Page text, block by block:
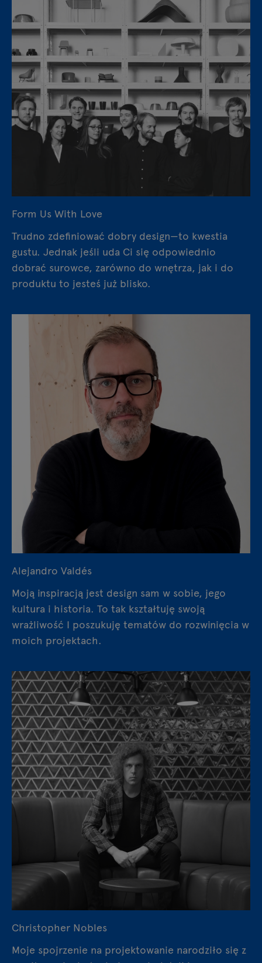
Form Us With Love
Trudno zdefiniować dobry design—to kwestia
gustu. Jednak jeśli uda Ci się odpowiednio
dobrać surowce, zarówno do wnętrza, jak i do
produktu to jesteś już blisko.
Alejandro Valdés
Moją inspiracją jest design sam w sobie, jego
kultura i historia. To tak kształtuję swoją
wrażliwość I poszukuję tematów do rozwinięcia w
moich projektach.
Christopher Nobles
Moje spojrzenie na projektowanie narodziło się z